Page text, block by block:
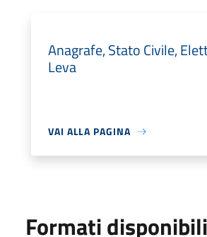
Anagrafe, Stato Civile,
Leva
VAI ALLA PAGINA
Formati disponibili